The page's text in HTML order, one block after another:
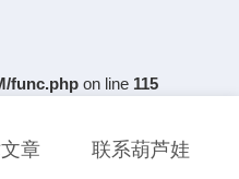
func.php on line 115
章
联系葫芦娃